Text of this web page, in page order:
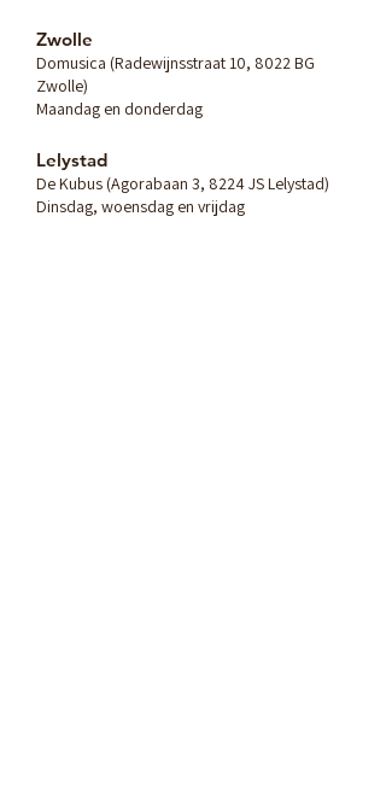
Zwolle
Domusica (Radewijnsstraat 10, 8022 BG
Zwolle)
Maandag en donderdag
Lelystad
De Kubus (Agorabaan 3, 8224 JS Lelystad)
Dinsdag, woensdag en vrijdag